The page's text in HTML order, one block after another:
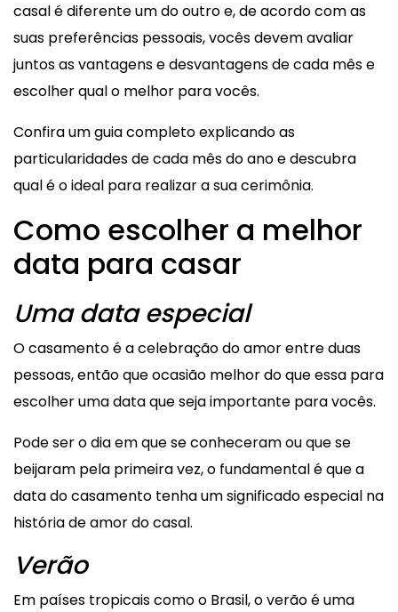
casal é diferente um do outro e, de acordo com as
suas preferências pessoais, vocês devem avaliar
juntos as vantagens e desvantagens de cada mês e
escolher qual o melhor para vocês.
Confira um guia completo explicando as
particularidades de cada mês do ano e descubra
qual é o ideal para realizar a sua cerimônia.
Como escolher a melhor
data para casar
Uma data especial
O casamento é a celebração do amor entre duas
pessoas, então que ocasião melhor do que essa para
escolher uma data que seja importante para vocês.
Pode ser o dia em que se conheceram ou que se
beijaram pela primeira vez, o fundamental é que a
data do casamento tenha um significado especial na
história de amor do casal.
Verão
Em países tropicais como o Brasil, o verão é uma